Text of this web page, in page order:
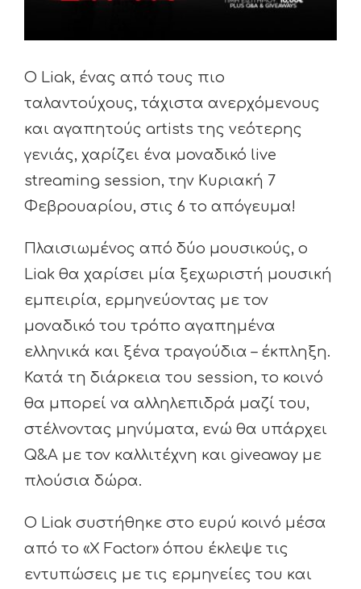
Ο Liak, ένας από τους πιο
ταλαντούχους, τάχιστα ανερχόμενους
και αγαπητούς artists της νεότερης
γενιάς, χαρίζει ένα μοναδικό live
streaming session, την Κυριακή 7
Φεβρουαρίου, στις 6 το απόγευμα!
Πλαισιωμένος από δύο μουσικούς, ο
Liak θα χαρίσει μία ξεχωριστή μουσική
εμπειρία, ερμηνεύοντας με τον
μοναδικό του τρόπο αγαπημένα
ελληνικά και ξένα τραγούδια – έκπληξη.
Κατά τη διάρκεια του session, το κοινό
θα μπορεί να αλληλεπιδρά μαζί του,
στέλνοντας μηνύματα, ενώ θα υπάρχει
Q&A με τον καλλιτέχνη και giveaway με
πλούσια δώρα.
Ο Liak συστήθηκε στο ευρύ κοινό μέσα
από το «X Factor» όπου έκλεψε τις
εντυπώσεις με τις ερμηνείες του και